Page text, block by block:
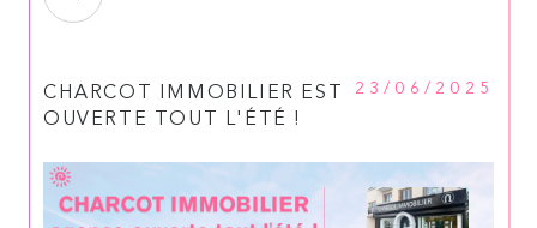
CHARCOT IMMOBILIER EST
OUVERTE TOUT L'ÉTÉ !
23/06/2025